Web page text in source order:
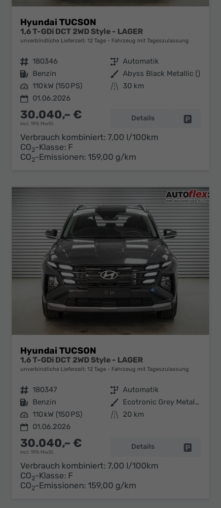
Hyundai TUCSON
1,6 T-GDi DCT 2WD Style - LAGER
unverbindliche Lieferzeit: 12 Tage Fahrzeug mit Tageszulassung
Fahrzeugnr. 180346 Getriebe Automatik
Kraftstoff Benzin Außenfarbe Abyss Black Metallic ()
Leistung 110 kW (150 PS) Kilometerstand
30 km
01.06.2026
30.040,– €
incl. 19% MwSt.
Details
Verbrauch kombiniert: 7,00 l/100km
CO2-Klasse: F
CO2-Emissionen: 159,00 g/km
Hyundai TUCSON
1,6 T-GDi DCT 2WD Style - LAGER
unverbindliche Lieferzeit: 12 Tage Fahrzeug mit Tageszulassung
Fahrzeugnr. 180347 Getriebe Automatik
Kraftstoff Benzin Außenfarbe
Ecotronic Grey Metallic ()
Leistung 110 kW (150 PS) Kilometerstand
20 km
01.06.2026
30.040,– €
incl. 19% MwSt.
Details
Verbrauch kombiniert: 7,00 l/100km
CO2-Klasse: F
CO2-Emissionen: 159,00 g/km